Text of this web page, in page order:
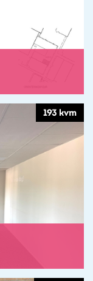
193 kvm